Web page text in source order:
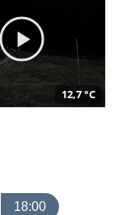
12,7 °C
18:00